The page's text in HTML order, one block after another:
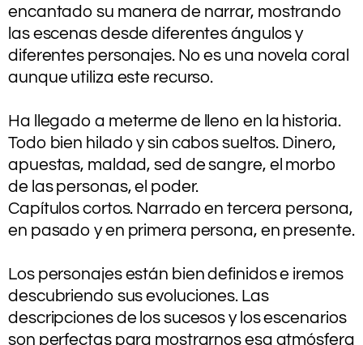
encantado su manera de narrar, mostrando
las escenas desde diferentes ángulos y
diferentes personajes. No es una novela coral
aunque utiliza este recurso.
Ha llegado a meterme de lleno en la historia.
Todo bien hilado y sin cabos sueltos. Dinero,
apuestas, maldad, sed de sangre, el morbo
de las personas, el poder.
Capítulos cortos. Narrado en tercera persona,
en pasado y en primera persona, en presente.
Los personajes están bien definidos e iremos
descubriendo sus evoluciones. Las
descripciones de los sucesos y los escenarios
son perfectas para mostrarnos esa atmósfera